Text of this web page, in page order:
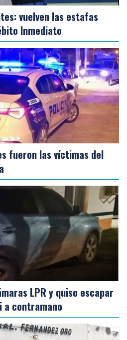
vuelven las estafas
Inmediato
fueron las víctimas del
LPR y quiso escapar
contramano